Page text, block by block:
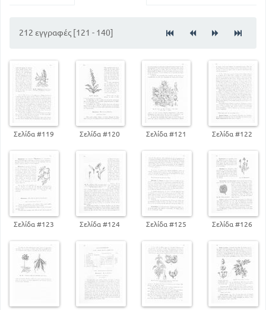
ΤΑΞΗ - ΔΙΚΟΤΥΛΗΔΟΝΑ ΣΥΜΠΕΤΑΛΑ
ΤΑΞΗ - ΔΙΚΟΤΥΛΗΔΟΝΑ ΑΠΕΤΑΛΑ
ΚΝΙΔΩΔΗ
128
ΟΜΟΤΑΞΙΑ - ΦΥΤΑ
ΜΟΝΟΚΟΤΥΛΗΔΟΝΑ
ΑΓΡΩΣΤΩΔΗ
145
ΥΠΟΔΙΑΙΡΕΣΗ - ΚΡΥΠΤΟΓΑΜΑ
171
ΜΥΚΗΤΕΣ 188
ΛΕΙΧΗΝΕΣ 194
212 εγγραφές [121 - 140]
Σελίδα #119 Σελίδα #120 Σελίδα #121 Σελίδα #122
Σελίδα #123 Σελίδα #124 Σελίδα #125 Σελίδα #126